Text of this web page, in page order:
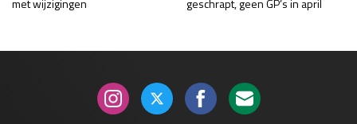
met wijzigingen
geschrapt, geen GP’s in april